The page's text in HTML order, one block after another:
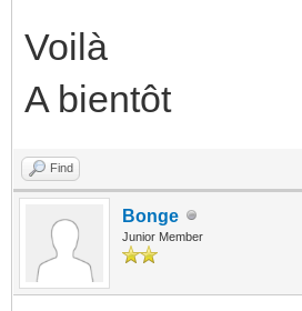
Voilà
A bientôt
Find
Bonge
Junior Member